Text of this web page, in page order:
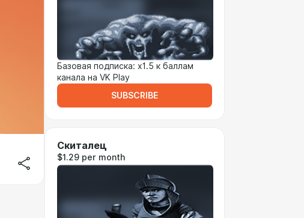
Базовая подписка: x1.5 к баллам
канала на VK Play
SUBSCRIBE
Скиталец
$1.29 per month